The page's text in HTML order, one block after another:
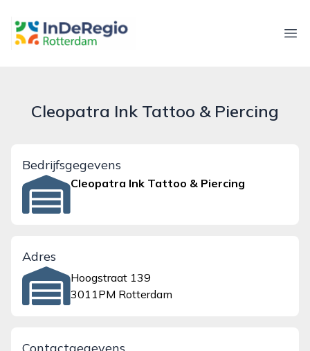
inderegiorotterdam.nl
Cleopatra Ink Tattoo & Piercing
Bedrijfsgegevens
Cleopatra Ink Tattoo & Piercing
Adres
Hoogstraat 139
3011PM Rotterdam